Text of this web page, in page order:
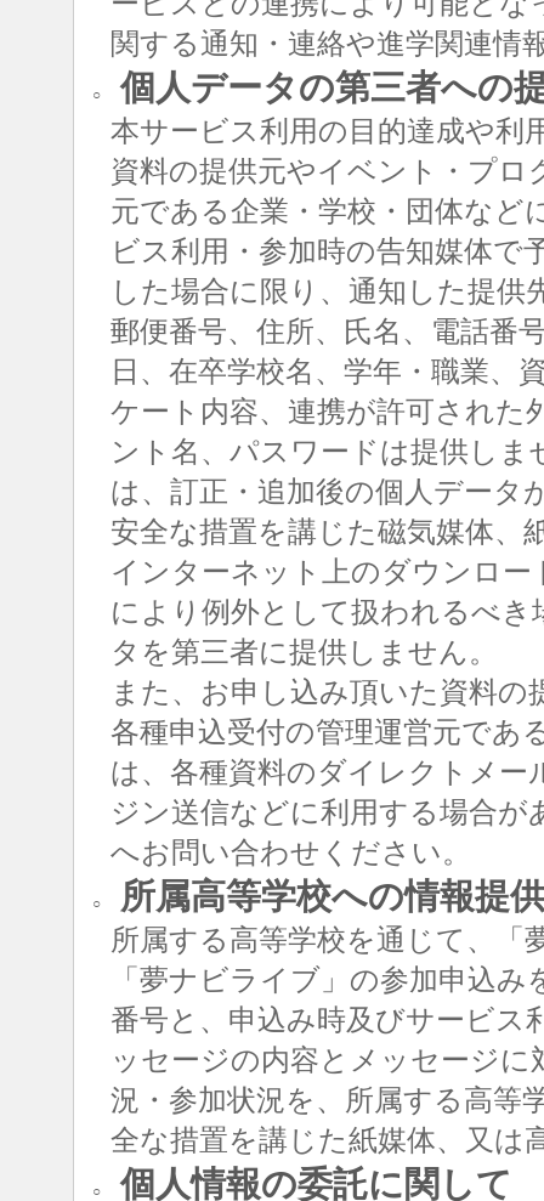
関する通知・連絡や進学関連情
○ 個人データの第三者への
本サービス利用の目的達成や利
資料の提供元やイベント・プロ
元である企業・学校・団体など
ビス利用・参加時の告知媒体で
した場合に限り、通知した提
郵便番号、住所、氏名、電話番
日、在卒学校名、学年・職業、
ケート内容、連携が許可された
ント名、パスワードは提供し
は、訂正・追加後の個人データ
安全な措置を講じた磁気媒体、
インターネット上のダウンロ
により例外として扱われるべ
タを第三者に提供しません。
また、お申し込み頂いた資料
各種申込受付の管理運営元であ
は、各種資料のダイレクトメー
ジン送信などに利用する場合
へお問い合わせください。
○ 所属高等学校への情報提
所属する高等学校を通じて、「
「夢ナビライブ」の参加申込
番号と、申込み時及びサービス
ッセージの内容とメッセージ
況・参加状況を、所属する高等
全な措置を講じた紙媒体、又は
○ 個人情報の委託に関して